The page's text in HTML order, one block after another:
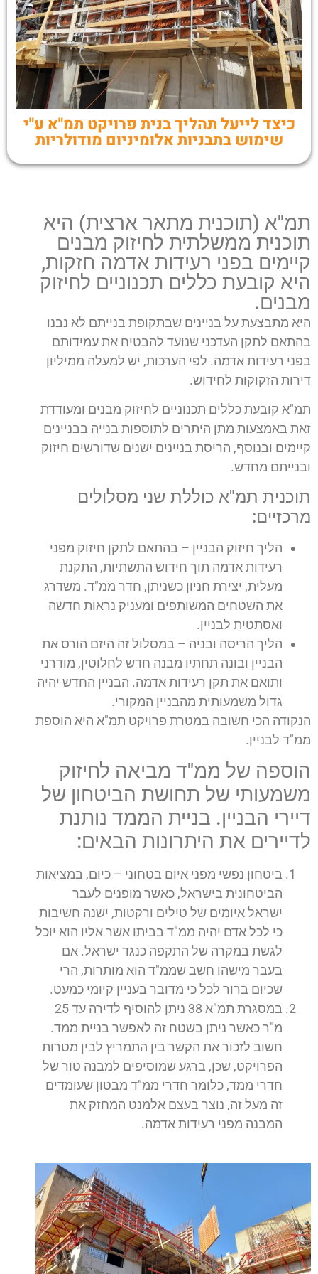
כיצד לייעל תהליך בנית פרויקט תמ"א ע"י
שימוש בתבניות אלומיניום מודולריות
תמ"א (תוכנית מתאר ארצית) היא
תוכנית ממשלתית לחיזוק מבנים
קיימים בפני רעידות אדמה חזקות,
היא קובעת כללים תכנוניים לחיזוק
מבנים.
היא מתבצעת על בניינים שבתקופת בנייתם לא נבנו
בהתאם לתקן העדכני שנועד להבטיח את עמידותם
בפני רעידות אדמה. לפי הערכות, יש למעלה ממיליון
דירות הזקוקות לחידוש.
תמ"א קובעת כללים תכנוניים לחיזוק מבנים ומעודדת
זאת באמצעות מתן היתרים לתוספות בנייה בבניינים
קיימים ובנוסף, הריסת בניינים ישנים שדורשים חיזוק
ובנייתם מחדש.
תוכנית תמ"א כוללת שני מסלולים
מרכזיים:
הליך חיזוק הבניין – בהתאם לתקן חיזוק מפני
רעידות אדמה תוך חידוש התשתיות, התקנת
מעלית, יצירת חניון כשניתן, חדר ממ"ד. משדרג
את השטחים המשותפים ומעניק נראות חדשה
ואסתטית לבניין.
הליך הריסה ובניה – במסלול זה היזם הורס את
הבניין ובונה תחתיו מבנה חדש לחלוטין, מודרני
ותואם את תקן רעידות אדמה. הבניין החדש יהיה
גדול משמעותית מהבניין המקורי.
הנקודה הכי חשובה במטרת פרויקט תמ"א היא הוספת
ממ"ד לבניין.
הוספה של ממ"ד מביאה לחיזוק
משמעותי של תחושת הביטחון של
דיירי הבניין. בניית הממד נותנת
לדיירים את היתרונות הבאים:
ביטחון נפשי מפני איום בטחוני – כיום, במציאות
הביטחונית בישראל, כאשר מופנים לעבר
ישראל איומים של טילים ורקטות, ישנה חשיבות
כי לכל אדם יהיה ממ"ד בביתו אשר אליו הוא יוכל
לגשת במקרה של התקפה כנגד ישראל. אם
בעבר מישהו חשב שממ"ד הוא מותרות, הרי
שכיום ברור לכל כי מדובר בעניין קיומי כמעט.
במסגרת תמ"א 38 ניתן להוסיף לדירה עד 25
מ"ר כאשר ניתן בשטח זה לאפשר בניית ממד.
חשוב לזכור את הקשר בין התמריץ לבין מטרות
הפרויקט, שכן, ברגע שמוסיפים למבנה טור של
חדרי ממד, כלומר חדרי ממ"ד מבטון שעומדים
זה מעל זה, נוצר בעצם אלמנט המחזק את
המבנה מפני רעידות אדמה.